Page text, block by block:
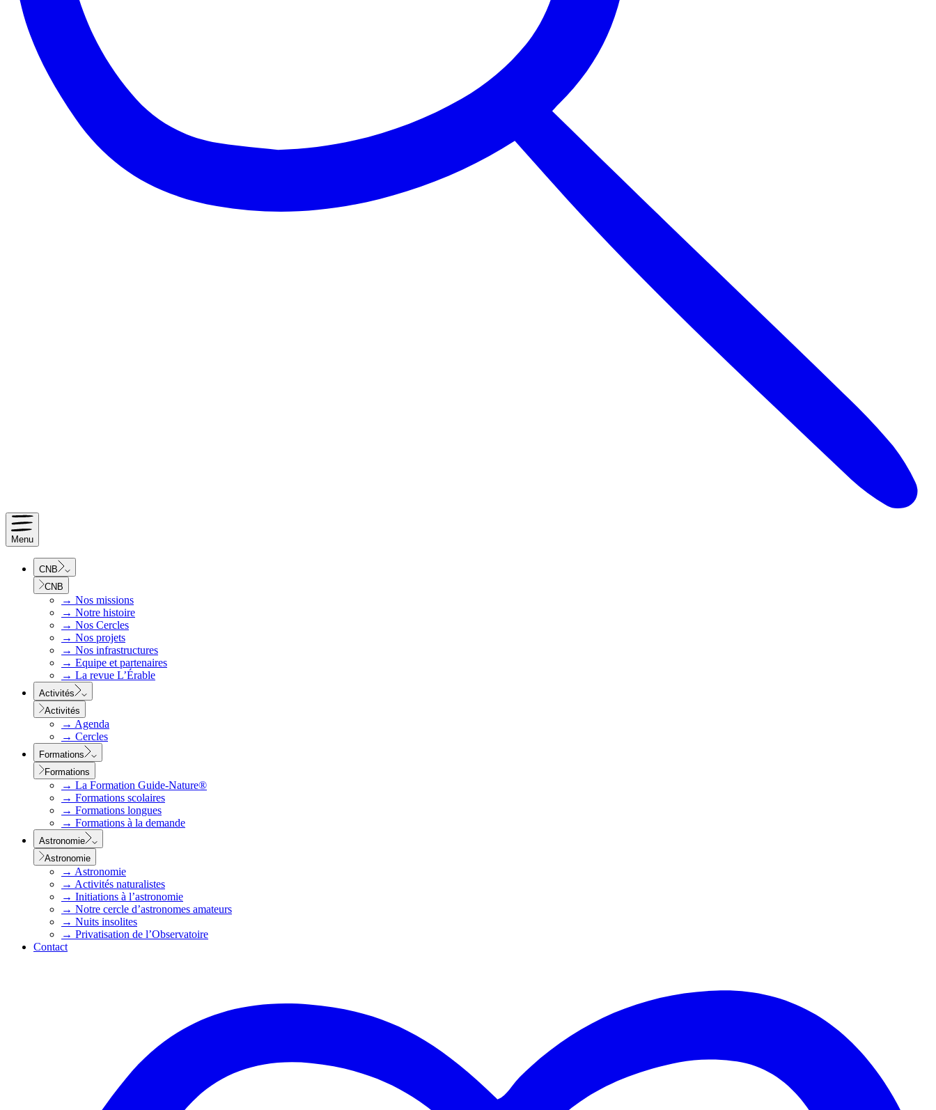
Menu
CNB
CNB
→ Nos missions
→ Notre histoire
→ Nos Cercles
→ Nos projets
→ Nos infrastructures
→ Equipe et partenaires
→ La revue L’Érable
Activités
Activités
→ Agenda
→ Cercles
Formations
Formations
→ La Formation Guide-Nature®
→ Formations scolaires
→ Formations longues
→ Formations à la demande
Astronomie
Astronomie
→ Astronomie
→ Activités naturalistes
→ Initiations à l’astronomie
→ Notre cercle d’astronomes amateurs
→ Nuits insolites
→ Privatisation de l’Observatoire
Contact